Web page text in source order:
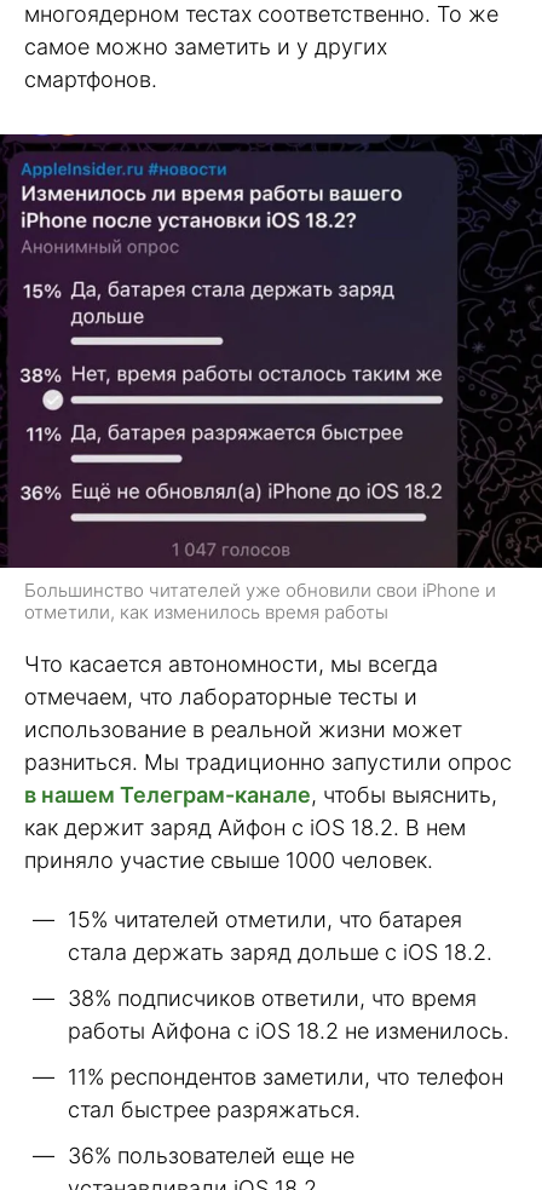
многоядерном тестах соответственно. То же
самое можно заметить и у других
смартфонов.
Большинство читателей уже обновили свои iPhone и
отметили, как изменилось время работы
Что касается автономности, мы всегда
отмечаем, что лабораторные тесты и
использование в реальной жизни может
разниться. Мы традиционно запустили опрос
в нашем Телеграм-канале, чтобы выяснить,
как держит заряд Айфон с iOS 18.2. В нем
приняло участие свыше 1000 человек.
15% читателей отметили, что батарея
стала держать заряд дольше с iOS 18.2.
38% подписчиков ответили, что время
работы Айфона с iOS 18.2 не изменилось.
11% респондентов заметили, что телефон
стал быстрее разряжаться.
36% пользователей еще не